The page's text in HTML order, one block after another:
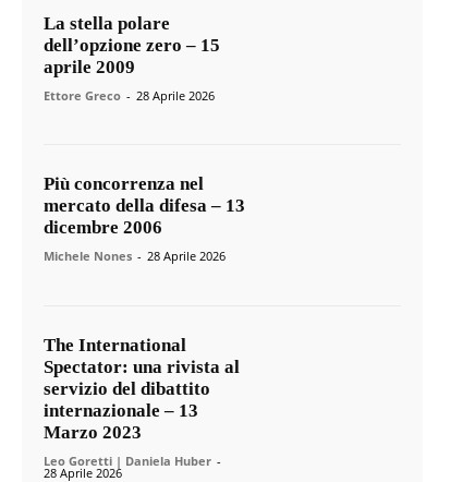
La stella polare
dell’opzione zero – 15
aprile 2009
Ettore Greco - 28 Aprile 2026
Più concorrenza nel
mercato della difesa – 13
dicembre 2006
Michele Nones - 28 Aprile 2026
The International
Spectator: una rivista al
servizio del dibattito
internazionale – 13
Marzo 2023
Leo Goretti | Daniela Huber -
28 Aprile 2026